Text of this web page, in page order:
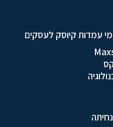
עמדות קיוסק לעסקים